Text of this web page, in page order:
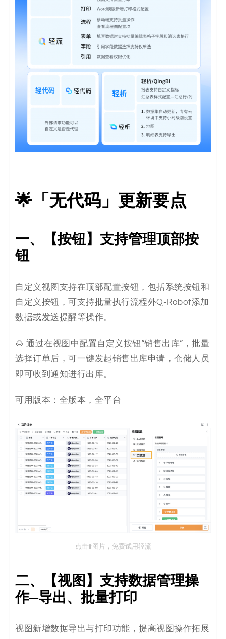
零
代
码
案
白
皮
书
🌟 「无代码」更新要点
一、【按钮】支持管理顶部按
钮
自定义视图支持在顶部配置按钮，包括系统按钮和
自定义按钮，可支持批量执行流程外Q-Robot添加
数据或发送提醒等操作。
🌰 通过在视图中配置自定义按钮“销售出库”，批量
选择订单后，可一键发起销售出库申请，仓储人员
即可收到通知进行出库。
可用版本：全版本，全平台
点击⬆️图片，免费试用轻流
二、【视图】支持数据管理操
作—导出、批量打印
视图新增数据导出与打印功能，提高视图操作拓展